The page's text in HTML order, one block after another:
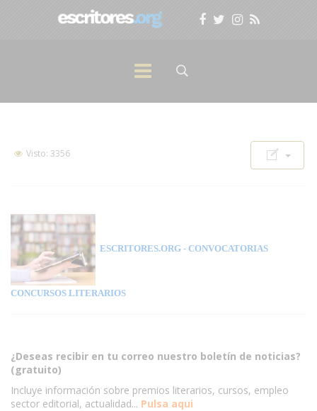
Visto: 3356
ESCRITORES.ORG - CONVOCATORIAS
CONCURSOS LITERARIOS
¿Deseas recibir en tu correo nuestro boletín de noticias?
(gratuito)
Incluye información sobre premios literarios, cursos, empleo
sector editorial, actualidad... Pulsa aqui